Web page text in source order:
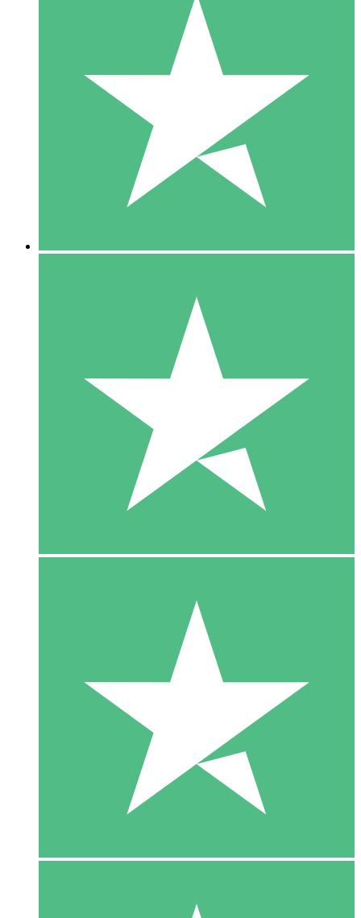
Pacotes de Créditos Individuais
Pague conforme o uso com créditos de download. Sem
1000
10 Downloads
20 00